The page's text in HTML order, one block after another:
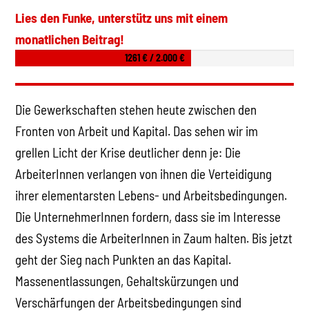
Lies den Funke, unterstütz uns mit einem
monatlichen Beitrag!
1261 € / 2.000 €
Die Gewerkschaften stehen heute zwischen den
Fronten von Arbeit und Kapital. Das sehen wir im
grellen Licht der Krise deutlicher denn je: Die
ArbeiterInnen verlangen von ihnen die Verteidigung
ihrer elementarsten Lebens- und Arbeitsbedingungen.
Die UnternehmerInnen fordern, dass sie im Interesse
des Systems die ArbeiterInnen in Zaum halten. Bis jetzt
geht der Sieg nach Punkten an das Kapital.
Massenentlassungen, Gehaltskürzungen und
Verschärfungen der Arbeitsbedingungen sind